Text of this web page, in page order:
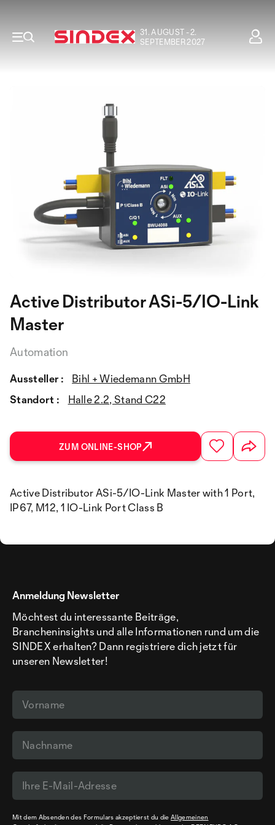
31. AUGUST - 2.
SEPTEMBER 2027
Active Distributor ASi-5/IO-Link
Master
Automation
Aussteller :
Bihl + Wiedemann GmbH
Standort :
Halle 2.2, Stand C22
ZUM ONLINE-SHOP
Active Distributor ASi-5/IO-Link Master with 1 Port,
IP67, M12, 1 IO-Link Port Class B
Anmeldung Newsletter
Möchtest du interessante Beiträge,
Brancheninsights und alle Informationen rund um die
SINDEX erhalten? Dann registriere dich jetzt für
unseren Newsletter!
Mit dem Absenden des Formulars akzeptierst du dieAllgemeinen